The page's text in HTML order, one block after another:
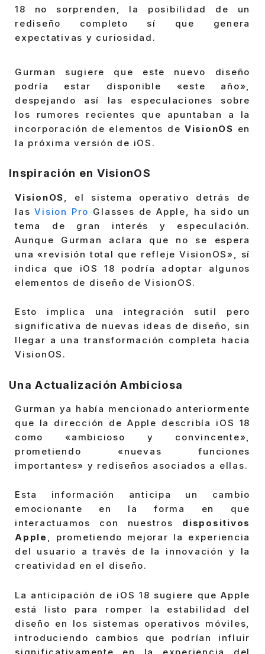
18 no sorprenden, la posibilidad de un
rediseño completo sí que genera
expectativas y curiosidad.
Gurman sugiere que este nuevo diseño
podría estar disponible «este año»,
despejando así las especulaciones sobre
los rumores recientes que apuntaban a la
incorporación de elementos de VisionOS en
la próxima versión de iOS.
Inspiración en VisionOS
VisionOS
, el sistema operativo detrás de
las Vision Pro Glasses de Apple, ha sido un
tema de gran interés y especulación.
Aunque Gurman aclara que no se espera
una «revisión total que refleje VisionOS», sí
indica que iOS 18 podría adoptar algunos
elementos de diseño de VisionOS.
Esto implica una integración sutil pero
significativa de nuevas ideas de diseño, sin
llegar a una transformación completa hacia
VisionOS.
Una Actualización Ambiciosa
Gurman ya había mencionado anteriormente
que la dirección de Apple describía iOS 18
como «ambicioso y convincente»,
prometiendo «nuevas funciones
importantes» y rediseños asociados a ellas.
Esta información anticipa un cambio
emocionante en la forma en que
interactuamos con nuestros dispositivos
Apple , prometiendo mejorar la experiencia
del usuario a través de la innovación y la
creatividad en el diseño.
La anticipación de iOS 18 sugiere que Apple
está listo para romper la estabilidad del
diseño en los sistemas operativos móviles,
introduciendo cambios que podrían influir